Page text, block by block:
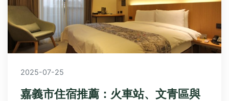
2025-07-25
嘉義市住宿推薦：火車站、文青區與